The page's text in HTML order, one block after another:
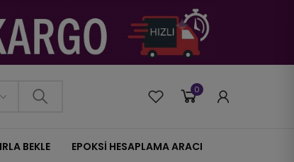
0
BEKLE EPOKSİ HESAPLAMA ARACI